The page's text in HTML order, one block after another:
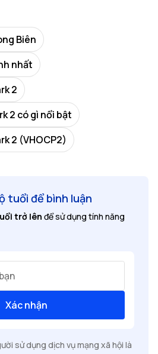
Biên
nhất
2
2 có gì nổi bật
2 (VHOCP2)
tuổi để bình luận
trở lên để sử dụng tính năng
Xác nhận
sử dụng dịch vụ mạng xã hội là